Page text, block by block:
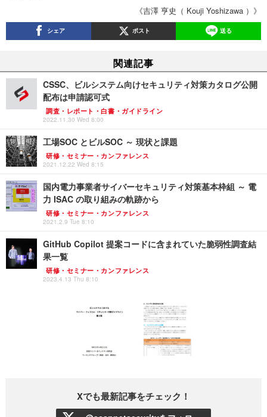
《吉澤 亨史（ Kouji Yoshizawa ）》
シェア ポスト 送る
関連記事
CSSC、ビルシステム向けセキュリティ対策カタログ公開
配布は申請認可式
調査・レポート・白書・ガイドライン
2022.11.30 Wed 8:00
工場SOC とビルSOC ～ 現状と課題
研修・セミナー・カンファレンス
2021.12.22 Wed 8:15
国内電力事業者サイバーセキュリティ対策基本枠組 ～ 電
力 ISAC の取り組みの軌跡から
研修・セミナー・カンファレンス
2021.2.9 Tue 8:10
GitHub Copilot 提案コードに含まれていた脆弱性調査結
果一覧
研修・セミナー・カンファレンス
2023.4.13 Thu 8:10
Xでも最新記事をチェック！